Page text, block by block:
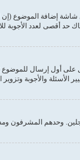
شاشة إضافة الموضوع (إن
حد أقصى لعدد الأجوبة
على أول إرسال
والأجوبة
وحدهم المشرفون